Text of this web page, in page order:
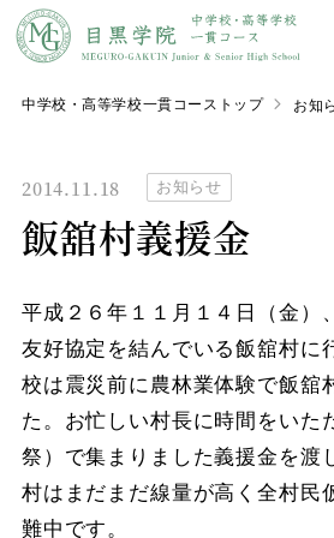
中学校・高等学校一貫コーストップ お知
2014.11.18 お知らせ
飯舘村義援金
平成２６年１１月１４日（金）
友好協定を結んでいる飯舘村に
校は震災前に農林業体験で飯舘
た。お忙しい村長に時間をいた
祭）で集まりました義援金を渡
村はまだまだ線量が高く全村民
難中です。